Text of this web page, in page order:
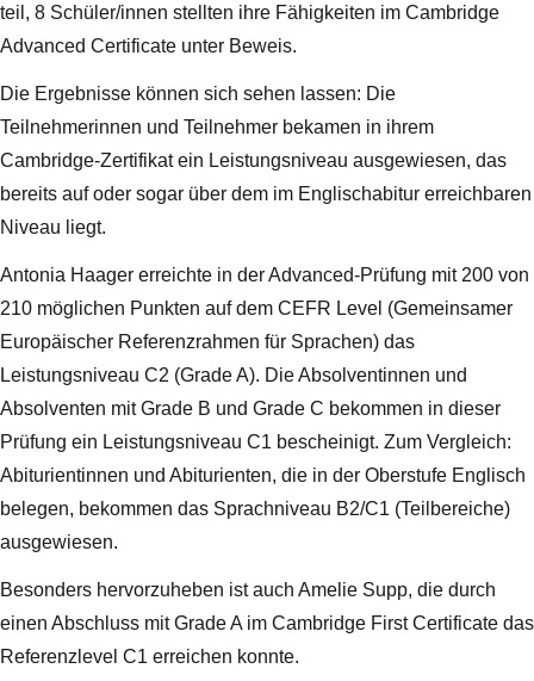
teil, 8 Schüler/innen stellten ihre Fähigkeiten im Cambridge
Advanced Certificate unter Beweis.
Die Ergebnisse können sich sehen lassen: Die
Teilnehmerinnen und Teilnehmer bekamen in ihrem
Cambridge-Zertifikat ein Leistungsniveau ausgewiesen, das
bereits auf oder sogar über dem im Englischabitur erreichbaren
Niveau liegt.
Antonia Haager erreichte in der Advanced-Prüfung mit 200 von
210 möglichen Punkten auf dem CEFR Level (Gemeinsamer
Europäischer Referenzrahmen für Sprachen) das
Leistungsniveau C2 (Grade A). Die Absolventinnen und
Absolventen mit Grade B und Grade C bekommen in dieser
Prüfung ein Leistungsniveau C1 bescheinigt. Zum Vergleich:
Abiturientinnen und Abiturienten, die in der Oberstufe Englisch
belegen, bekommen das Sprachniveau B2/C1 (Teilbereiche)
ausgewiesen.
Besonders hervorzuheben ist auch Amelie Supp, die durch
einen Abschluss mit Grade A im Cambridge First Certificate das
Referenzlevel C1 erreichen konnte.